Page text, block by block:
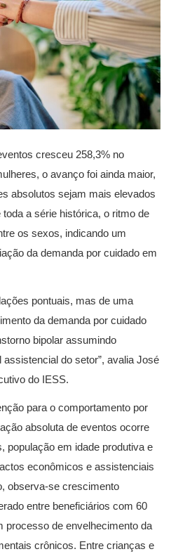
cresceu 258,3% no
o avanço foi ainda maior,
absolutos sejam mais elevados
a série histórica, o ritmo de
os sexos, indicando um
da demanda por cuidado em
pontuais, mas de uma
da demanda por cuidado
bipolar assumindo
do setor”, avalia José
do IESS.
para o comportamento por
absoluta de eventos ocorre
população em idade produtiva e
econômicos e assistenciais
observa-se crescimento
entre beneficiários com 60
processo de envelhecimento da
crônicos. Entre crianças e